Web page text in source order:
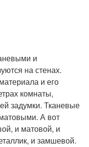
и
на стенах.
и его
комнаты,
задумки. Тканевые
А вот
и матовой, и
и замшевой.